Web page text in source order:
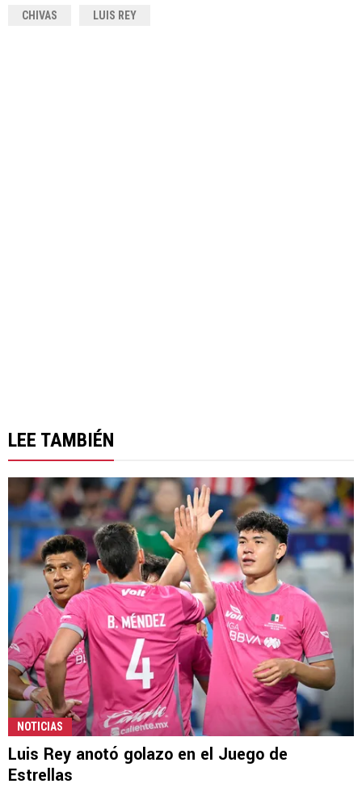
CHIVAS LUIS REY
LEE TAMBIÉN
NOTICIAS
Luis Rey anotó golazo en el Juego de
Estrellas